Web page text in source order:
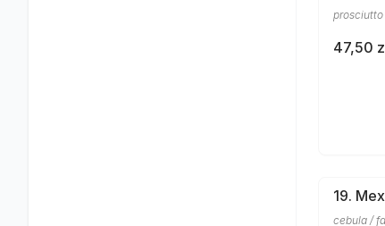
prosciutto
47,50
19.
cebula /